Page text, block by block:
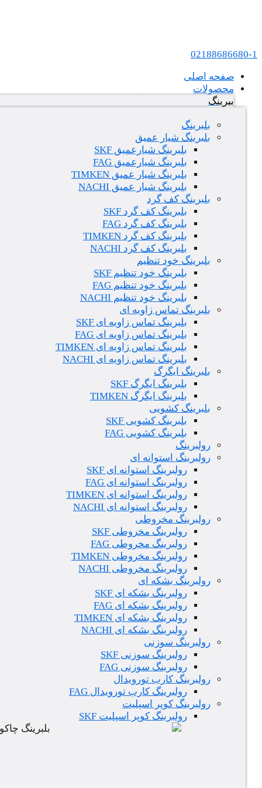
02188686680-1
صفحه اصلی
محصولات
بیرینگ
بلبرینگ
بلبرینگ شیار عمیق
بلبرینگ شیارعمیق SKF
بلبرینگ شیارعمیق FAG
بلبرینگ شیار عمیق TIMKEN
بلبرینگ شیار عمیق NACHI
بلبرینگ کف گرد
بلبرینگ کف گرد SKF
بلبرینگ کف گرد FAG
بلبرینگ کف گرد TIMKEN
بلبرینگ کف گرد NACHI
بلبرینگ خود تنظیم
بلبرینگ خود تنظیم SKF
بلبرینگ خود تنظیم FAG
بلبرینگ خود تنظیم NACHI
بلبرینگ تماس زاویه ای
بلبرینگ تماس زاویه ای SKF
بلبرینگ تماس زاویه ای FAG
بلبرینگ تماس زاویه ای TIMKEN
بلبرینگ تماس زاویه ای NACHI
بلبرینگ ایگرگ
بلبرینگ ایگرگ SKF
بلبرینگ ایگرگ TIMKEN
بلبرینگ کشویی
بلبرینگ کشویی SKF
بلبرینگ کشویی FAG
رولبرینگ
رولبرینگ استوانه ای
رولبرینگ استوانه ای SKF
رولبرینگ استوانه ای FAG
رولبرینگ استوانه ای TIMKEN
رولبرینگ استوانه ای NACHI
رولبرینگ مخروطی
رولبرینگ مخروطی SKF
رولبرینگ مخروطی FAG
رولبرینگ مخروطی TIMKEN
رولبرینگ مخروطی NACHI
رولبرینگ بشکه ای
رولبرینگ بشکه ای SKF
رولبرینگ بشکه ای FAG
رولبرینگ بشکه ای TIMKEN
رولبرینگ بشکه ای NACHI
رولبرینگ سوزنی
رولبرینگ سوزنی SKF
رولبرینگ سوزنی FAG
رولبرینگ کارب تورویدال
رولبرینگ کارب تورویدال FAG
رولبرینگ کوپر اسپلیت
رولبرینگ کوپر اسپلیت SKF